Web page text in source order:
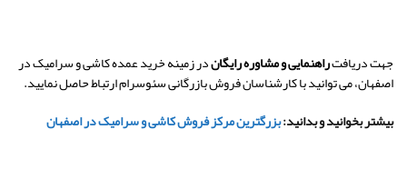
جهت دریافتراهنمایی و مشاوره رایگاندر زمینه خرید عمده کاشی و سرامیک در
اصفهان، می توانید با کارشناسان فروش بازرگانی سئوسرام ارتباط حاصل نمایید.
بیشتر بخوانید و بدانید:بزرگترین مرکز فروش کاشی و سرامیک در اصفهان